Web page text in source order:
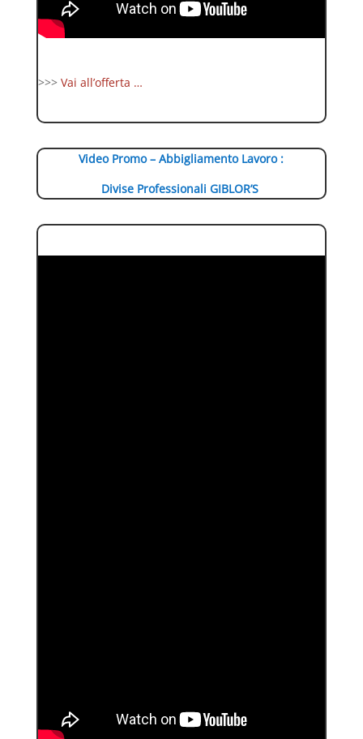
>>> Vai all’offerta …
Video Promo – Abbigliamento Lavoro :
Divise Professionali GIBLOR’S